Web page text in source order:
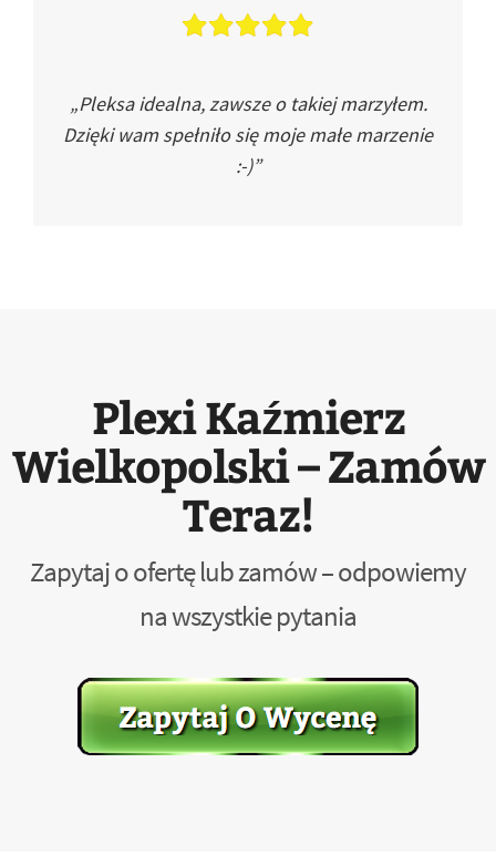
„Pleksa idealna, zawsze o takiej marzyłem.
Dzięki wam spełniło się moje małe marzenie
:-)”
Plexi Kaźmierz
Wielkopolski – Zamów
Teraz!
Zapytaj o ofertę lub zamów – odpowiemy
na wszystkie pytania